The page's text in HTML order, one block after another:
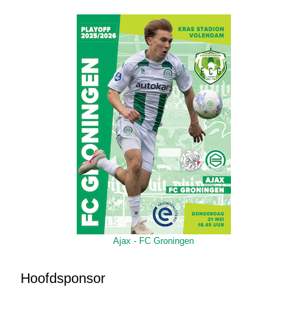
Ajax - FC Groningen
Hoofdsponsor